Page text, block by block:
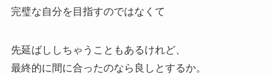
完璧な自分を目指すのではなくて
先延ばししちゃうこともあるけれど、
最終的に間に合ったのなら良しとするか。